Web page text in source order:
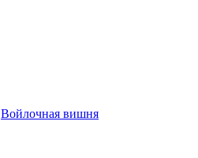
Войлочная вишня